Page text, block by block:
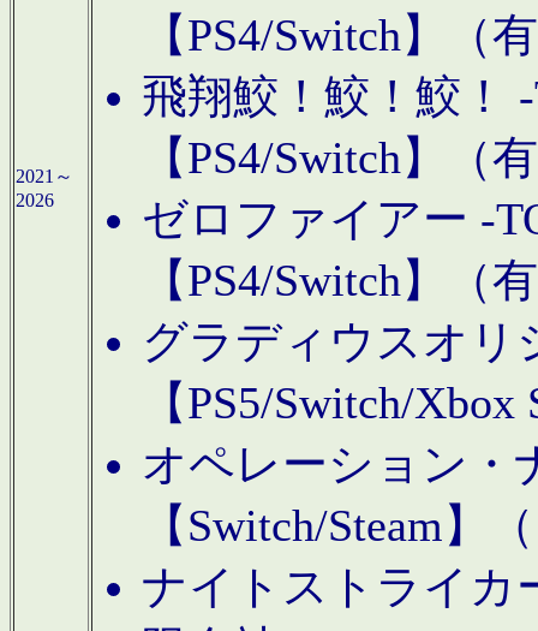
2021～
2026
【PS4/Switch】（
飛翔鮫！鮫！鮫！
【PS4/Switch】（
ゼロファイアー -
【PS4/Switch】（
グラディウスオリ
【PS5/Switch/
オペレーション・
【Switch/Steam】
ナイトストライカ